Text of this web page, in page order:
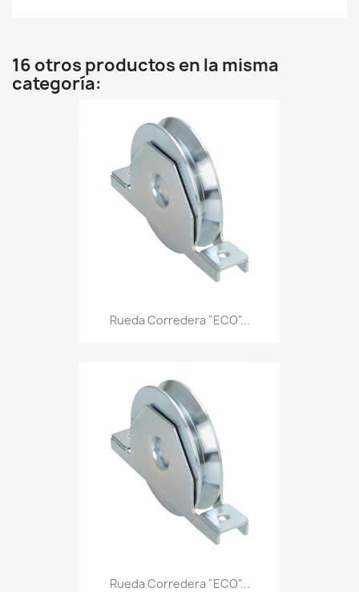
16 otros productos en la misma
categoría:
Rueda Corredera "ECO"...
Rueda Corredera "ECO"...